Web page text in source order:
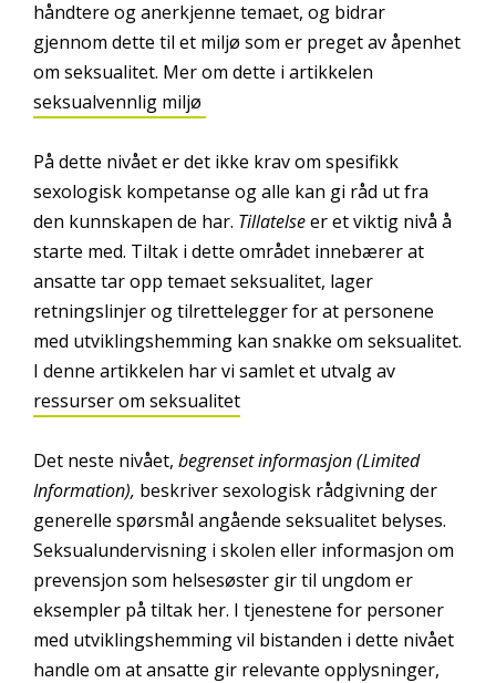
håndtere og anerkjenne temaet, og bidrar
gjennom dette til et miljø som er preget av åpenhet
om seksualitet. Mer om dette i artikkelen
seksualvennlig miljø
På dette nivået er det ikke krav om spesifikk
sexologisk kompetanse og alle kan gi råd ut fra
den kunnskapen de har. Tillatelseer et viktig nivå å
starte med. Tiltak i dette området innebærer at
ansatte tar opp temaet seksualitet, lager
retningslinjer og tilrettelegger for at personene
med utviklingshemming kan snakke om seksualitet.
I denne artikkelen har vi samlet et utvalg av
ressurser om seksualitet
Det neste nivået, begrenset informasjon (Limited
Information), beskriver sexologisk rådgivning der
generelle spørsmål angående seksualitet belyses.
Seksualundervisning i skolen eller informasjon om
prevensjon som helsesøster gir til ungdom er
eksempler på tiltak her. I tjenestene for personer
med utviklingshemming vil bistanden i dette nivået
handle om at ansatte gir relevante opplysninger,